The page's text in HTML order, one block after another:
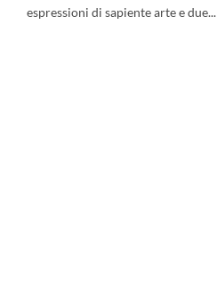
espressioni di sapiente arte e due...